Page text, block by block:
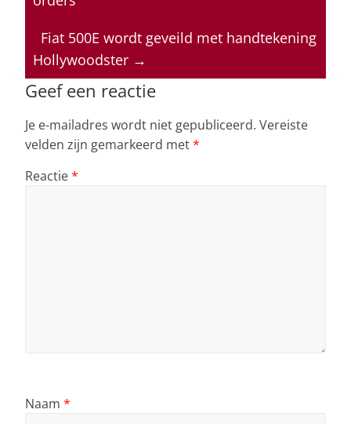
p
p
o
o
k
n s
Fiat 500E wordt geveild met handtekening
Hollywoodster →
Geef een reactie
Je e-mailadres wordt niet gepubliceerd. Vereiste
velden zijn gemarkeerd met*
Reactie*
Naam *